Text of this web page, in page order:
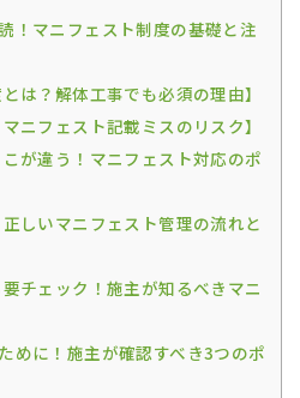
！マニフェスト制度の基礎と注
は？解体工事でも必須の理由】
ニフェスト記載ミスのリスク】
が違う！マニフェスト対応のポ
しいマニフェスト管理の流れと
チェック！施主が知るべきマニ
めに！施主が確認すべき3つのポ